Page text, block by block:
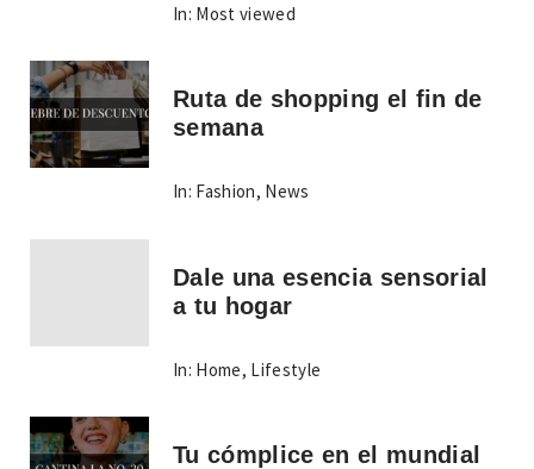
In: Most viewed
Ruta de shopping el fin de
semana
In: Fashion, News
Dale una esencia sensorial
a tu hogar
In: Home, Lifestyle
Tu cómplice en el mundial